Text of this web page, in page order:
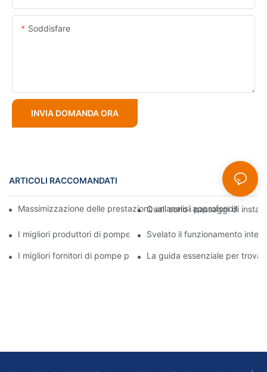
Soddisfare
INVIA DOMANDA ORA
ARTICOLI RACCOMANDATI
Massimizzazione delle prestazioni: un'analisi approfondita
Quali sono i passaggi di
I migliori produttori di pompe per fanghi: aziende leader del
Svelato il funzionamento
I migliori fornitori di pompe per fanghi del settore: una guida
La guida essenziale per